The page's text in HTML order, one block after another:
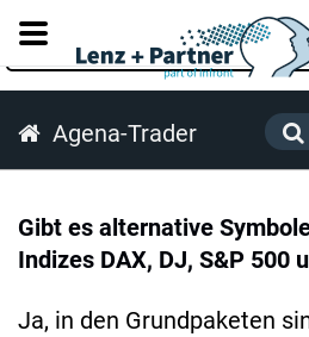
Agena-Trader
Gibt es alternative
Indizes DAX, DJ, S&P 500
Ja, in den Grundpaketen